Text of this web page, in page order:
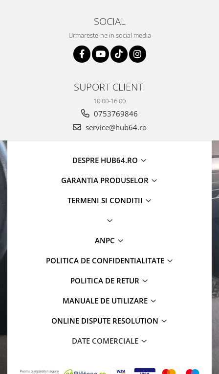
SOCIAL
Urmareste-ne in social media
SUPORT CLIENTI
10:00-16:00
0753769846
service@hub64.ro
DESPRE HUB64.RO
GARANTIA PRODUSELOR
TERMENI SI CONDITII
ANPC
POLITICA DE CONFIDENTIALITATE
POLITICA DE RETUR
MANUALE DE UTILIZARE
ONLINE DISPUTE RESOLUTION
DATE COMERCIALE